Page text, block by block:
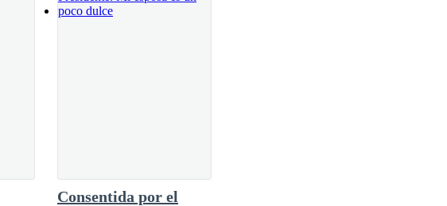
Consentida por el